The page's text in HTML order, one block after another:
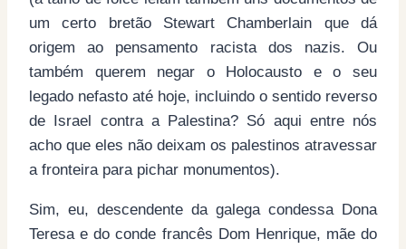
um certo bretão Stewart Chamberlain que dá
origem ao pensamento racista dos nazis. Ou
também querem negar o Holocausto e o seu
legado nefasto até hoje, incluindo o sentido reverso
de Israel contra a Palestina? Só aqui entre nós
acho que eles não deixam os palestinos atravessar
a fronteira para pichar monumentos).
Sim, eu, descendente da galega condessa Dona
Teresa e do conde francês Dom Henrique, mãe do